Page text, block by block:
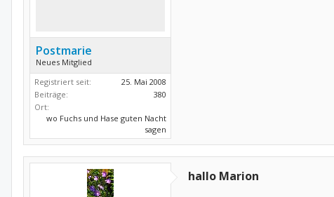
Postmarie
Neues Mitglied
Registriert seit:
25. Mai 2008
Beiträge:
380
Ort:
wo Fuchs und Hase guten Nacht
sagen
hallo Marion